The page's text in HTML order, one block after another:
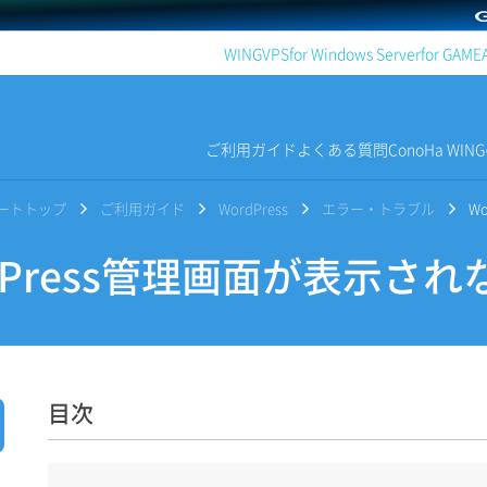
WINGVPSfor Windows Serverfor GAME
ご利用ガイド よくある質問ConoHa
トトップ ご利用ガイド WordPress エラー・トラブル
管理画面が表示され
目次